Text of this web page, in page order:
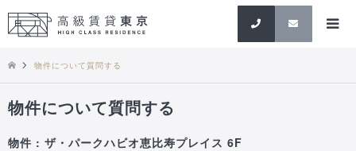
検索
物件について質問する
物件について質問する
物件 : ザ・パークハビオ恵比寿プレイス 6F